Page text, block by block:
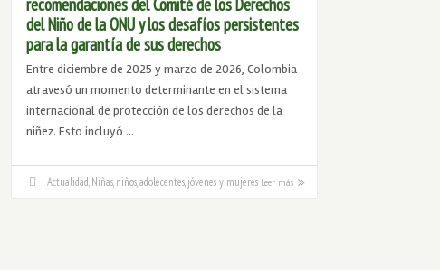
del Niño de la ONU y los desafíos persistentes
para la garantía de sus derechos
Entre diciembre de 2025 y marzo de 2026, Colombia
atravesó un momento determinante en el sistema
internacional de protección de los derechos de la
niñez. Esto incluyó …
Actualidad Niñas, niños, adolecentes, jóvenes y mujeres Leer más